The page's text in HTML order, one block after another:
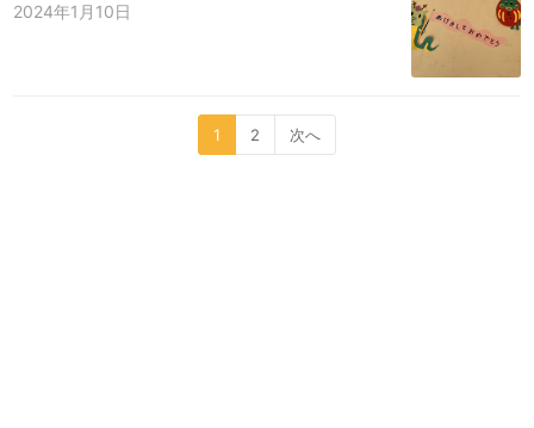
2024年1月10日
1 2 次へ